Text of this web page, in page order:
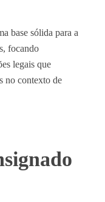
base sólida para a
focando
legais que
no contexto de